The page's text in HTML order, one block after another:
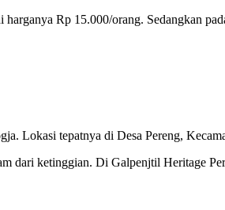
Rp 15.000/orang. Sedangkan
Lokasi tepatnya di Desa Pereng,
dari ketinggian. Di Galpenjtil Heritage